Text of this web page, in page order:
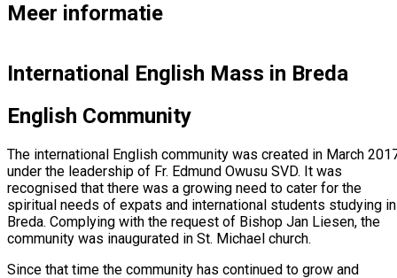
Meer informatie
International English Mass in Breda
English Community
The international English community was created in March
under the leadership of Fr. Edmund Owusu SVD. It was
recognised that there was a growing need to cater for the
spiritual needs of expats and international students studying in
Breda. Complying with the request of Bishop Jan Liesen, the
community was inaugurated in St. Michael church.
Since that time the community has continued to grow and